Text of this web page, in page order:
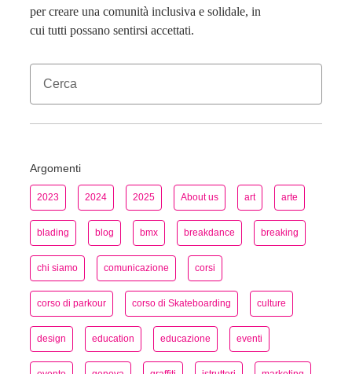
per creare una comunità inclusiva e solidale, in
cui tutti possano sentirsi accettati.
Argomenti
2023 2024 2025 About us art arte
blading blog bmx breakdance breaking
chi siamo comunicazione corsi
corso di parkour corso di Skateboarding culture
design education educazione eventi